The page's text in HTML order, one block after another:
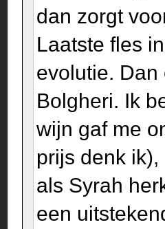
dan zorgt
Laatste fles
evolutie.
Bolgheri. Ik
wijn gaf me
prijs denk
als Syrah
een